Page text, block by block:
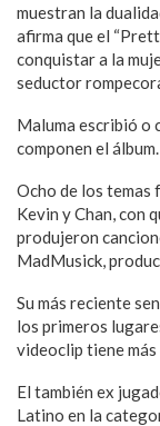
muestran la
afirma que el
conquistar a la
seductor
Maluma escribió o
componen el álbum.
Ocho de los temas
Kevin y Chan, con
produjeron
MadMusick,
Su más reciente
los primeros
videoclip tiene
El también ex
Latino en la